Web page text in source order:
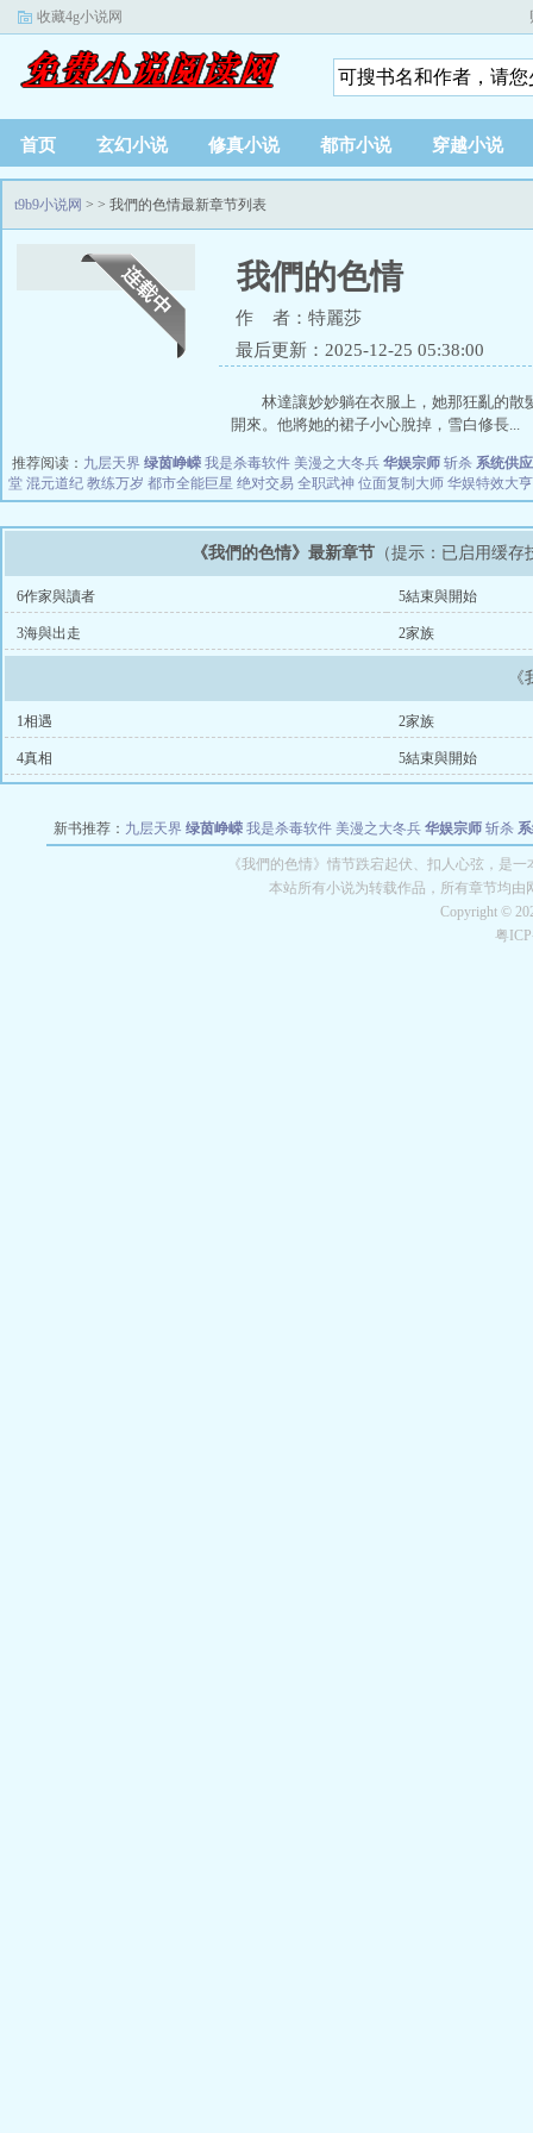
收藏4g小说网
首页 玄幻小说 修真小说 都市小说 穿越小说
t9b9小说网 > > 我們的色情最新章节列表
我們的色情
作 者：特麗莎
最后更新：2025-12-25 05:38:00
林達讓妙妙躺在衣服上，她那狂亂的
開來。他將她的裙子小心脫掉，雪白修長...
推荐阅读： 九层天界 绿茵峥嵘 我是杀毒软件 美漫之大冬兵 华娱宗师 斩杀 系统供
堂 混元道纪 教练万岁 都市全能巨星 绝对交易 全职武神 位面复制大师 华娱特效大亨
《我們的色情》最新章节 （提示：已启用缓
6作家與讀者 5結束與開始
3海與出走 2家族
1相遇 2家族
4真相 5結束與開始
新书推荐： 九层天界 绿茵峥嵘 我是杀毒软件 美漫之大冬兵 华娱宗师 斩杀
教练万岁 都市全能巨星 绝对交易 全职武神 位面复
《我們的色情》情节跌宕起伏、扣人心弦，是
本站所有小说为转载作品，所有章节均
Copyright ©
粤